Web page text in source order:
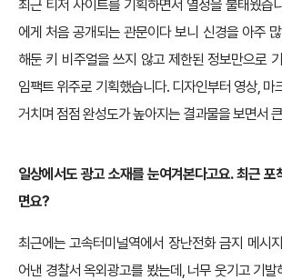
최근 티저 사이트를 기획하면서 열정을 불태웠습
에게 처음 공개되는 관문이다 보니 신경을 아주
해둔 키 비주얼을 쓰지 않고 제한된 정보만으로
임팩트 위주로 기획했습니다. 디자인부터 영상, 마
거치며 점점 완성도가 높아지는 결과물을 보면서
일상에서도 광고 소재를 눈여겨본다고요. 최근 포
면요?
최근에는 고속터미널역에서 장난전화 금지 메시
어낸 경찰서 옥외광고를 봤는데, 너무 웃기고 기